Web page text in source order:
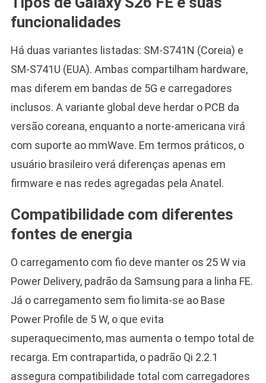
funcionalidades
Há duas variantes listadas: SM-S741N (Coreia) e
SM-S741U (EUA). Ambas compartilham hardware,
mas diferem em bandas de 5G e carregadores
inclusos. A variante global deve herdar o PCB da
versão coreana, enquanto a norte-americana virá
com suporte ao mmWave. Em termos práticos, o
usuário brasileiro verá diferenças apenas em
firmware e nas redes agregadas pela Anatel.
Compatibilidade com diferentes
fontes de energia
O carregamento com fio deve manter os 25 W via
Power Delivery, padrão da Samsung para a linha FE.
Já o carregamento sem fio limita-se ao Base
Power Profile de 5 W, o que evita
superaquecimento, mas aumenta o tempo total de
recarga. Em contrapartida, o padrão Qi 2.2.1
assegura compatibilidade total com carregadores